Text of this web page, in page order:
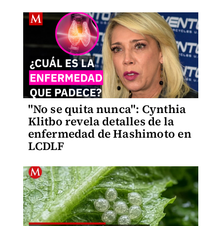
"No se quita nunca": Cynthia
Klitbo revela detalles de la
enfermedad de Hashimoto en
LCDLF